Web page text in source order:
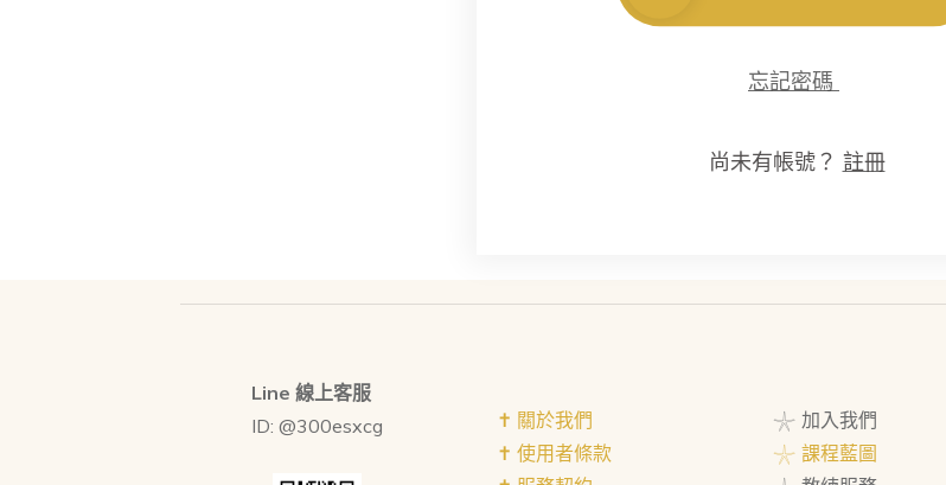
忘記密碼
尚未有帳號？ 註冊
Line 線上客服
ID: @300esxcg
✝︎ 關於我們
✝︎ 使用者條款
𓇼 加入我們
𓇼 課程藍圖